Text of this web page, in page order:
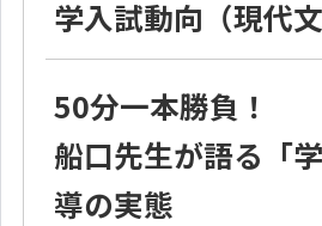
学入試動向（現代
50分一本勝負！
船口先生が語る「
導の実態